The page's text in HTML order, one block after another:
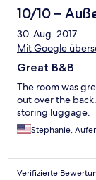
10/10 –
30. Aug. 2017
Mit Google
Great B&B
The room was
out over the
storing luggage.
Stephanie,
Verifizierte